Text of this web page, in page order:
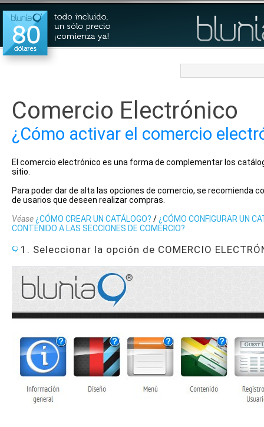
Comercio Electrónico
¿Cómo activar el comercio
El comercio electrónico es una forma de complementar los
sitio.
Para poder dar de alta las opciones de comercio, se recomienda
de usarios que deseen realizar compras.
Véase ¿CÓMO CREAR UN CATÁLOGO? / ¿CÓMO CONFIGURAR UN
CONTENIDO A LAS SECCIONES DE COMERCIO?
1. Seleccionar la opción de COMERCIO